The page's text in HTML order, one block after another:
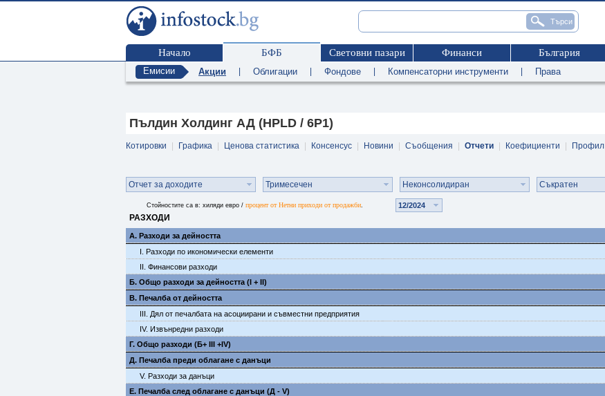
Начало БФБ Световни пазари Финанси България
Емисии Акции Облигации Фондове Компенсаторни инструменти Права
Пълдин Холдинг АД (HPLD / 6P1)
Котировки Графика Ценова статистика Консенсус Новини Съобщения Отчети Коефициенти
Профил
Отчет за доходите Тримесечен Неконсолидиран Съкратен
Стойностите са в: хиляди евро / процент от Нетни приходи от продажби. 12/2024
РАЗХОДИ
А. Разходи за дейността
I. Разходи по икономически елементи
II. Финансови разходи
Б. Общо разходи за дейността (I + II)
В. Печалба от дейността
III. Дял от печалбата на асоциирани и съвместни предприятия
IV. Извънредни разходи
Г. Общо разходи (Б+ III +IV)
Д. Печалба преди облагане с данъци
V. Разходи за данъци
E. Печалба след облагане с данъци (Д - V)